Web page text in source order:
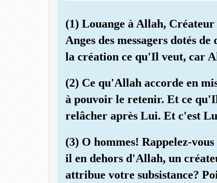
(1) Louange à Allah,
Anges des messagers dotés
la création ce qu'Il veut, car
(2) Ce qu'Allah accorde en
à pouvoir le retenir. Et ce
relâcher après Lui. Et c'est
(3) O hommes! Rappelez-
il en dehors d'Allah, un
attribue votre subsistance?